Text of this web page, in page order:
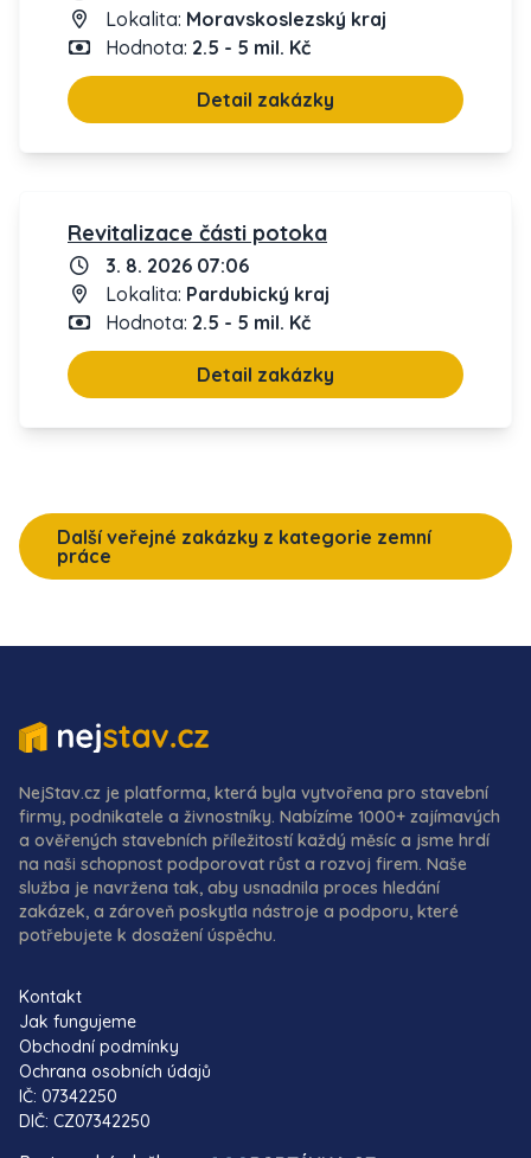
Lokalita: Moravskoslezský kraj
Hodnota: 2.5 - 5 mil. Kč
Detail zakázky
Revitalizace části potoka
3. 8. 2026 07:06
Lokalita: Pardubický kraj
Hodnota: 2.5 - 5 mil. Kč
Detail zakázky
Další veřejné zakázky z kategorie zemní
práce
NejStav.cz je platforma, která byla vytvořena pro stavební
firmy, podnikatele a živnostníky. Nabízíme 1000+ zajímavých
a ověřených stavebních příležitostí každý měsíc a jsme hrdí
na naši schopnost podporovat růst a rozvoj firem. Naše
služba je navržena tak, aby usnadnila proces hledání
zakázek, a zároveň poskytla nástroje a podporu, které
potřebujete k dosažení úspěchu.
Kontakt
Jak fungujeme
Obchodní podmínky
Ochrana osobních údajů
IČ: 07342250
DIČ: CZ07342250